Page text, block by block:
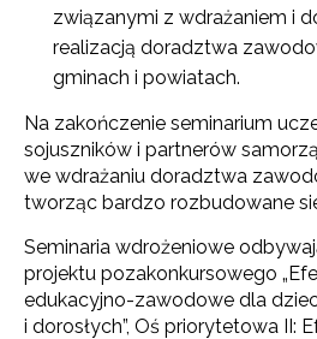
związanymi z wdrażaniem i
realizacją doradztwa
gminach i powiatach.
Na zakończenie seminarium
sojuszników i partnerów
we wdrażaniu doradztwa
tworząc bardzo rozbudowane
Seminaria wdrożeniowe
projektu pozakonkursowego
edukacyjno-zawodowe dla
i dorosłych”, Oś priorytetowa II: